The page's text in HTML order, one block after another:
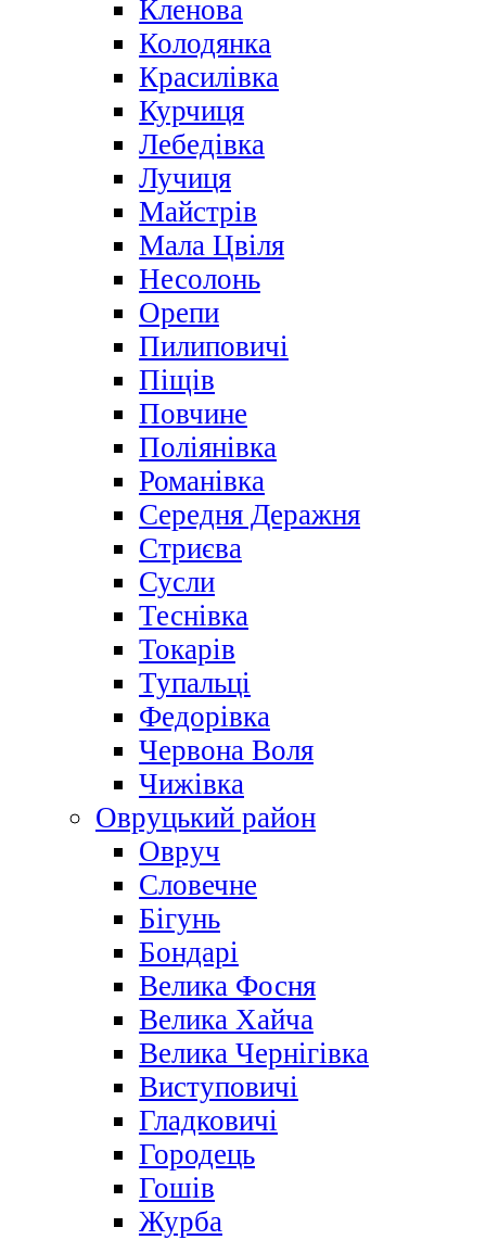
Кленова
Колодянка
Красилівка
Курчиця
Лебедівка
Лучиця
Майстрів
Мала Цвіля
Несолонь
Орепи
Пилиповичі
Піщів
Повчине
Поліянівка
Романівка
Середня Деражня
Стриєва
Сусли
Теснівка
Токарів
Тупальці
Федорівка
Червона Воля
Чижівка
Овруцький район
Овруч
Словечне
Бігунь
Бондарі
Велика Фосня
Велика Хайча
Велика Чернігівка
Виступовичі
Гладковичі
Городець
Гошів
Журба